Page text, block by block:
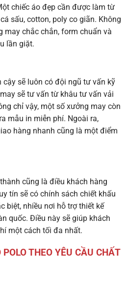
chiếc áo đẹp cần được làm từ
sấu, cotton, poly co giãn. Không
may chắc chắn, form chuẩn và
lần giặt.
sẽ luôn có đội ngũ tư vấn kỹ
sẽ tư vấn từ khâu tư vấn vải
chỉ vậy, một số xưởng may còn
mẫu in miễn phí. Ngoài ra,
hàng nhanh cũng là một điểm
cũng là điều khách hàng
tín sẽ có chính sách chiết khấu
biệt, nhiều nơi hỗ trợ thiết kế
quốc. Điều này sẽ giúp khách
một cách tối đa nhất.
THEO YÊU CẦU CHẤT